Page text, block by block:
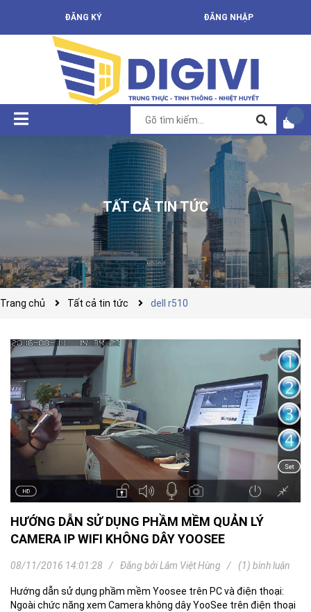
ĐĂNG KÝ ĐĂNG NHẬP
TẤT CẢ TIN TỨC
Trang chủ Tất cả tin tức dell r510
HƯỚNG DẪN SỬ DỤNG PHẦM MỀM QUẢN LÝ
CAMERA IP WIFI KHÔNG DÂY YOOSEE
08/11/2016 14:01:28 Đăng bởiLâm Việt Hùng (1) bình luận
Hướng dẫn sử dụng phầm mềm Yoosee trên PC và điện thoại:
Ngoài chức năng xem Camera không dây YooSee trên điện thoại